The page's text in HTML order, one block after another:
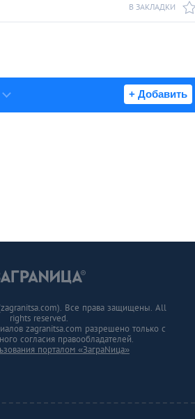
В ЗАКЛАДКИ
+ Добавить
Все права защищены. All
rights reserved.
zagranitsa.com разрешено только с
согласия правообладателей.
порталом «ЗаграNица»